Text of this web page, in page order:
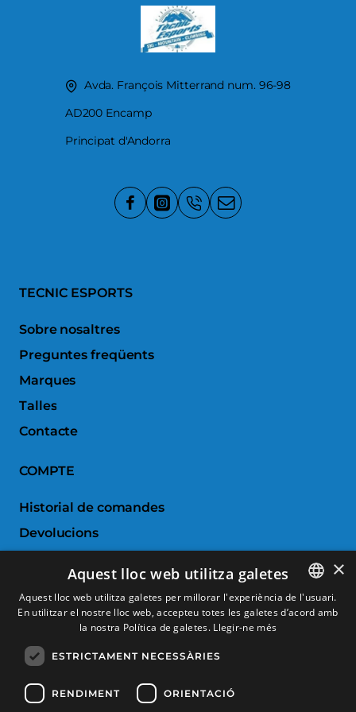
Avda. François Mitterrand num. 96-98
AD200 Encamp
Principat d'Andorra
TECNIC ESPORTS
Sobre nosaltres
Preguntes freqüents
Marques
Talles
Contacte
COMPTE
Historial de comandes
Devolucions
Comparar productes
SERVEI AL CLIENT
Condicions de Compra
Canvis i devolucions
SPANISH
×
Aquest lloc web utilitza galetes
Aquest lloc web utilitza galetes per millorar l'experiència de l'usuari.
En utilitzar el nostre lloc web, accepteu totes les galetes d’acord amb
la nostra Política de galetes. Llegir-ne més
ESTRICTAMENT NECESSÀRIES
RENDIMENT ORIENTACIÓ